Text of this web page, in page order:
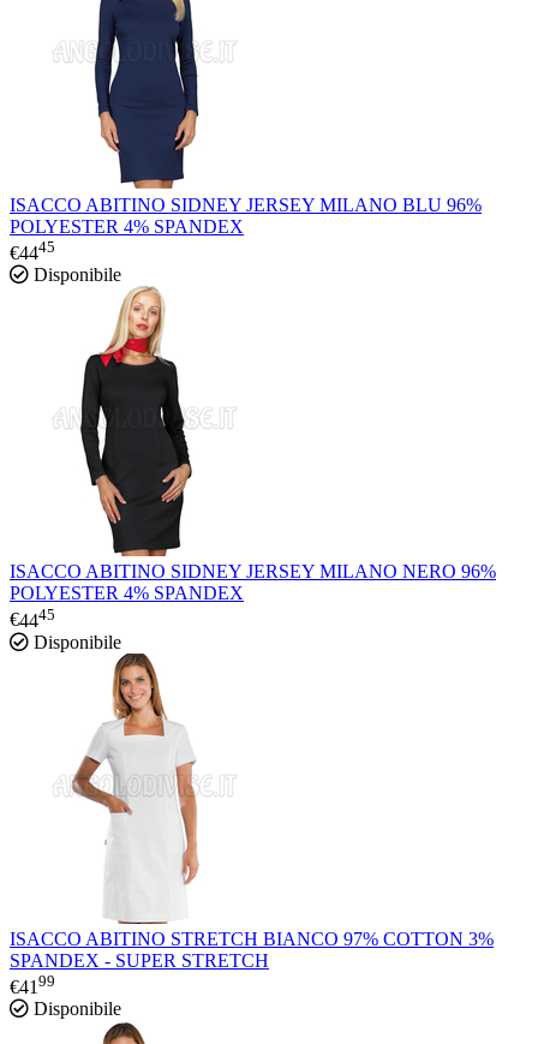
ISACCO ABITINO SIDNEY JERSEY MILANO BLU 96%
POLYESTER 4% SPANDEX
€4445
Disponibile
ISACCO ABITINO SIDNEY JERSEY MILANO NERO 96%
POLYESTER 4% SPANDEX
€4445
Disponibile
ISACCO ABITINO STRETCH BIANCO 97% COTTON 3%
SPANDEX - SUPER STRETCH
€41 99
Disponibile